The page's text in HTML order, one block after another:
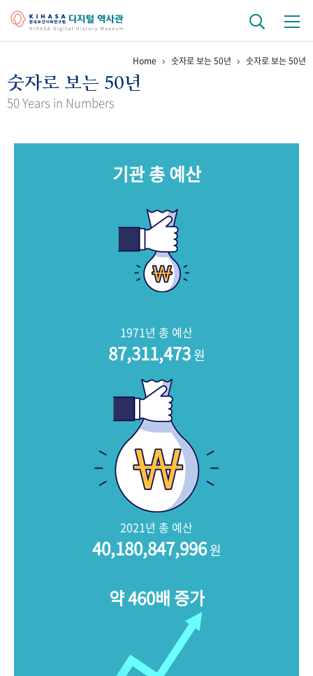
걸어온 길 기관 변천사 역대 기관장
키워드로 보는 연구 역사
문서 기록물 행정박물
Home 숫자로 보는 50년 숫자로 보는 50년
숫자로 보는 50년
50 Years in Numbers
기관 총 예산
1971년 총 예산
87,311,473원
2021년 총 예산
40,180,847,996원
약 460배 증가